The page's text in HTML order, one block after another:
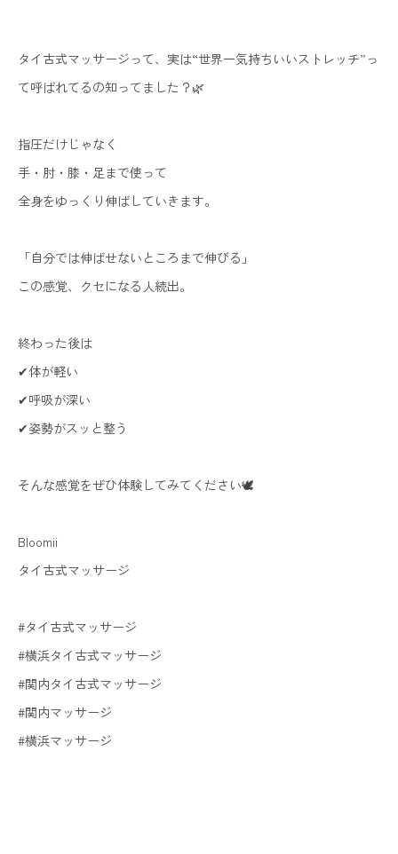
タイ古式マッサージって、実は“世界一気持ちいいストレッチ”っ
て呼ばれてるの知ってました？🌿
指圧だけじゃなく
手・肘・膝・足まで使って
全身をゆっくり伸ばしていきます。
「自分では伸ばせないところまで伸びる」
この感覚、クセになる人続出。
終わった後は
✔体が軽い
✔呼吸が深い
✔姿勢がスッと整う
そんな感覚をぜひ体験してみてください🕊️
Bloomii
タイ古式マッサージ
#タイ古式マッサージ
#横浜タイ古式マッサージ
#関内タイ古式マッサージ
#関内マッサージ
#横浜マッサージ